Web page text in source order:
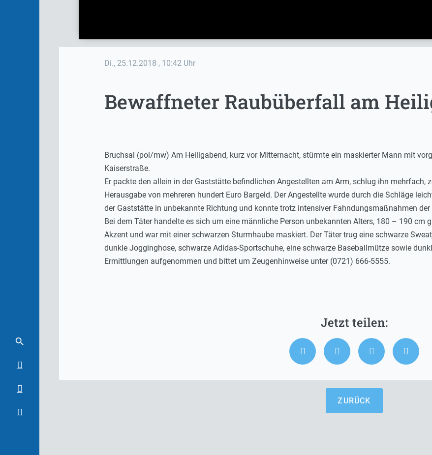
Di., 25.12.2018 , 10:42 Uhr
Bewaffneter Raubüberfall am
Bruchsal (pol/mw) Am Heiligabend, kurz vor Mitternacht, stürmte ein maskierter Mann mit
Kaiserstraße.
Er packte den allein in der Gaststätte befindlichen Angestellten am Arm, schlug ihn mehrfach,
Herausgabe von mehreren hundert Euro Bargeld. Der Angestellte wurde durch die Schläge
der Gaststätte in unbekannte Richtung und konnte trotz intensiver Fahndungsmaßnahmen
Bei dem Täter handelte es sich um eine männliche Person unbekannten Alters, 180 – 190 cm
Akzent und war mit einer schwarzen Sturmhaube maskiert. Der Täter trug eine schwarze
dunkle Jogginghose, schwarze Adidas-Sportschuhe, eine schwarze Baseballmütze sowie
Ermittlungen aufgenommen und bittet um Zeugenhinweise unter (0721) 666-5555.
ZURÜCK